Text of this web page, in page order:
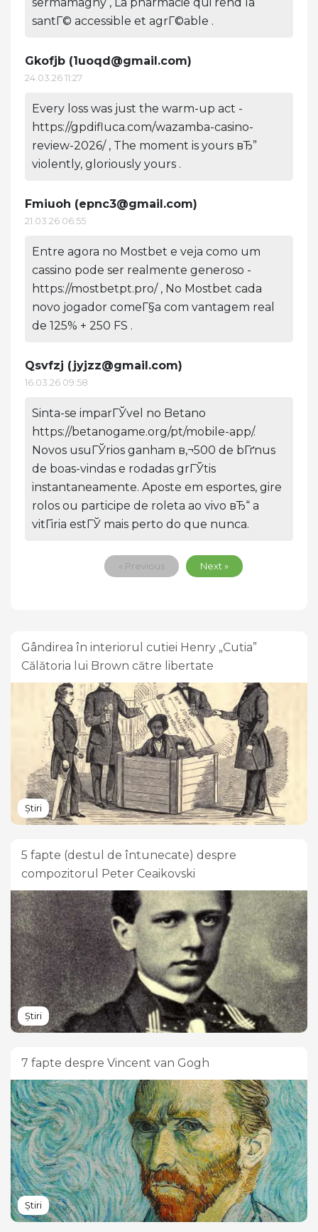
sermamagny , La pharmacie qui rend la
santГ© accessible et agrГ©able .
Gkofjb (1uoqd@gmail.com)
24.03.26 11:27
Every loss was just the warm-up act -
https://gpdifluca.com/wazamba-casino-
review-2026/ , The moment is yours вЂ”
violently, gloriously yours .
Fmiuoh (epnc3@gmail.com)
21.03.26 06:55
Entre agora no Mostbet e veja como um
cassino pode ser realmente generoso -
https://mostbetpt.pro/ , No Mostbet cada
novo jogador comeГ§a com vantagem real
de 125% + 250 FS .
Qsvfzj (jyjzz@gmail.com)
16.03.26 09:58
Sinta-se imparГЎvel no Betano
https://betanogame.org/pt/mobile-app/.
Novos usuГЎrios ganham в‚¬500 de bГґnus
de boas-vindas e rodadas grГЎtis
instantaneamente. Aposte em esportes, gire
rolos ou participe de roleta ao vivo вЂ“ a
vitГіria estГЎ mais perto do que nunca.
« Previous Next »
Gândirea în interiorul cutiei Henry „Cutia”
Călătoria lui Brown către libertate
Știri
5 fapte (destul de întunecate) despre
compozitorul Peter Ceaikovski
Știri
7 fapte despre Vincent van Gogh
Știri